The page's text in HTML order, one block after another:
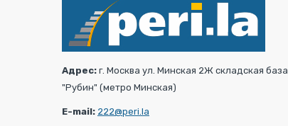
Адрес: г. Москва ул. Минская 2Ж складская база
"Рубин" (метро Минская)
E-mail: 222@peri.la